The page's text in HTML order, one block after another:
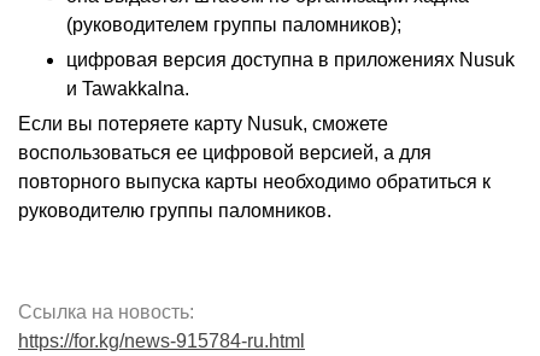
(руководителем группы паломников);
цифровая версия доступна в приложениях Nusuk
и Tawakkalna.
Если вы потеряете карту Nusuk, сможете
воспользоваться ее цифровой версией, а для
повторного выпуска карты необходимо обратиться к
руководителю группы паломников.
Ссылка на новость:
https://for.kg/news-915784-ru.html